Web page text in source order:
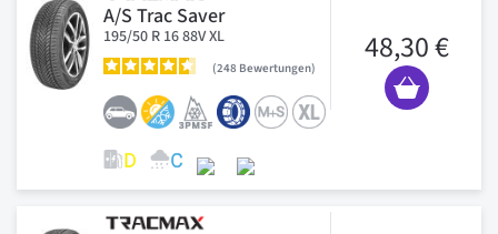
A/S Trac Saver
195/50 R 16 88V XL
248 Bewertungen
48,30 €